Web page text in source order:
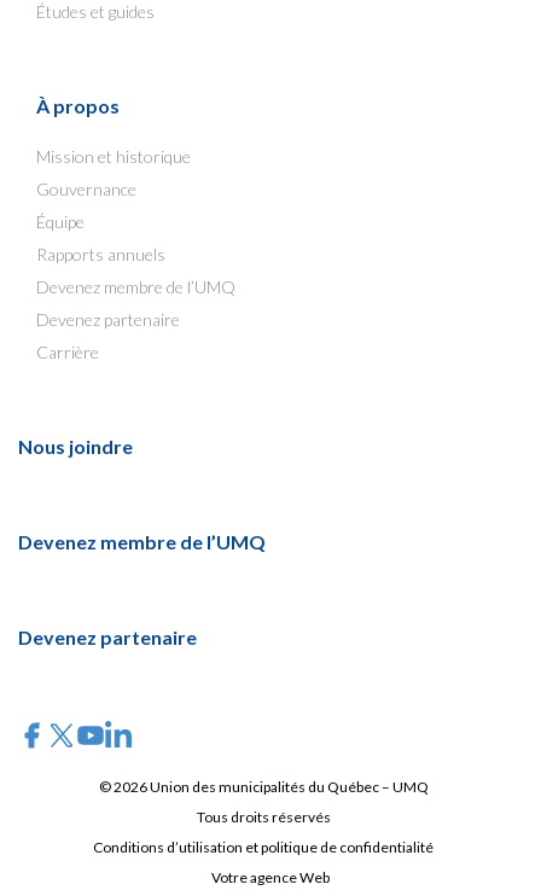
Études et guides
À propos
Mission et historique
Gouvernance
Équipe
Rapports annuels
Devenez membre de l’UMQ
Devenez partenaire
Carrière
Nous joindre
Devenez membre de l’UMQ
Devenez partenaire
© 2026 Union des municipalités du Québec – UMQ
Tous droits réservés
Conditions d’utilisation et politique de confidentialité
Votre agence Web